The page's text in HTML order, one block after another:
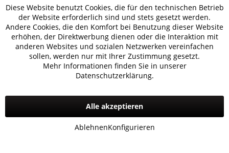
Diese Website benutzt Cookies, die für den technischen Betrieb
der Website erforderlich sind und stets gesetzt werden.
Andere Cookies, die den Komfort bei Benutzung dieser Website
erhöhen, der Direktwerbung dienen oder die Interaktion mit
anderen Websites und sozialen Netzwerken vereinfachen
sollen, werden nur mit Ihrer Zustimmung gesetzt.
Mehr Informationen finden Sie in unserer
Datenschutzerklärung.
Alle akzeptieren
AblehnenKonfigurieren